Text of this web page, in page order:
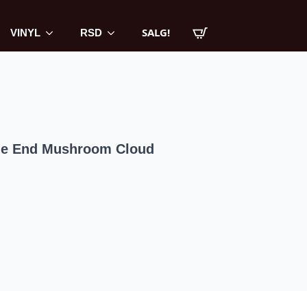
VINYL RSD SALG!
End Mushroom Cloud